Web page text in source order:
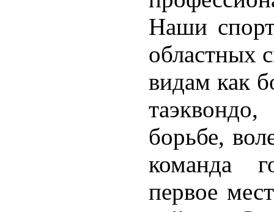
Наши
областных
видам как
борьбе,
команда
первое